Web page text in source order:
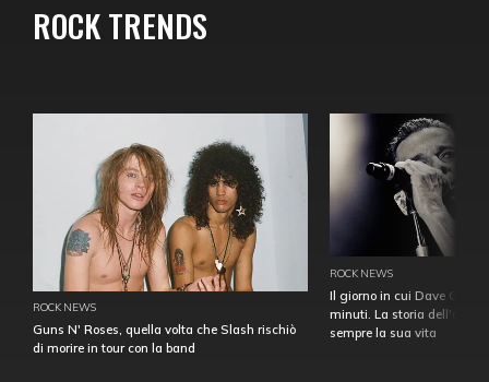
ROCK TRENDS
ROCK NEWS
Guns N' Roses, quella volta che Slash rischiò
di morire in tour con la band
ROCK NEWS
Il giorno in cui Dave
minuti. La storia
sempre la sua vita